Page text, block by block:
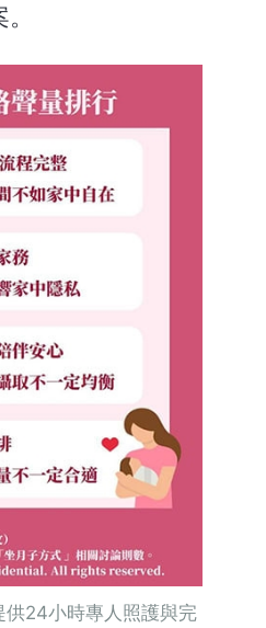
24小時專人照護與完